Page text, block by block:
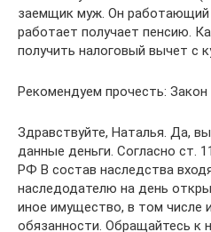
заемщик муж. Он работающий
работает получает пенсию.
получить налоговый вычет с
Рекомендуем прочесть:
Здравствуйте, Наталья. Да,
данные деньги. Согласно ст.
РФ В состав наследства
наследодателю на день
иное имущество, в том числе
обязанности. Обращайтесь к